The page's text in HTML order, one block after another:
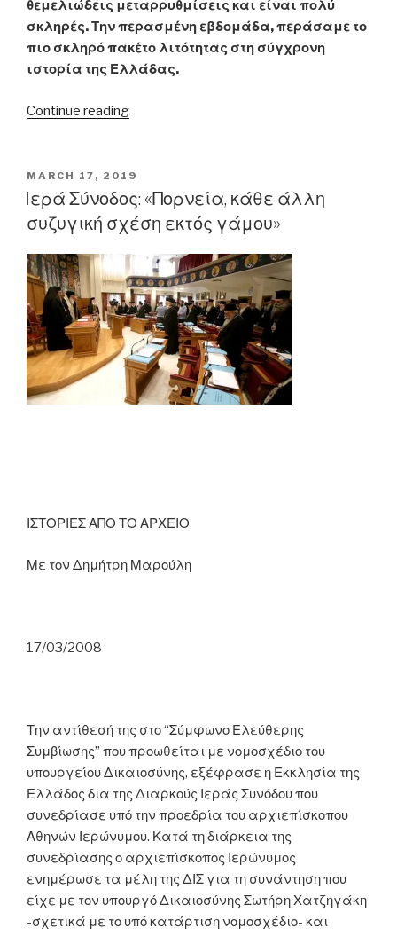
θεμελιώδεις μεταρρυθμίσεις και είναι πολύ
σκληρές. Την περασμένη εβδομάδα, περάσαμε το
πιο σκληρό πακέτο λιτότητας στη σύγχρονη
ιστορία της Ελλάδας.
Continue reading“Γ.
το
πιο
σκληρό
πακέτο
λιτότητας
στη
σύγχρονη
ιστορία
της
Ελλάδας»”
POSTED
ON
MARCH 17, 2019
Ιερά Σύνοδος: «Πορνεία, κάθε άλλη
συζυγική σχέση εκτός γάμου»
ΙΣΤΟΡΙΕΣ ΑΠΟ ΤΟ ΑΡΧΕΙΟ
Με τον Δημήτρη Μαρούλη
17/03/2008
Την αντίθεσή της στο “Σύμφωνο Ελεύθερης
Συμβίωσης” που προωθείται με νομοσχέδιο του
υπουργείου Δικαιοσύνης, εξέφρασε η Εκκλησία της
Ελλάδος δια της Διαρκούς Ιεράς Συνόδου που
συνεδρίασε υπό την προεδρία του αρχιεπίσκοπου
Αθηνών Ιερώνυμου. Κατά τη διάρκεια της
συνεδρίασης ο αρχιεπίσκοπος Ιερώνυμος
ενημέρωσε τα μέλη της ΔΙΣ για τη συνάντηση που
είχε με τον υπουργό Δικαιοσύνης Σωτήρη Χατζηγάκη
-σχετικά με το υπό κατάρτιση νομοσχέδιο- και